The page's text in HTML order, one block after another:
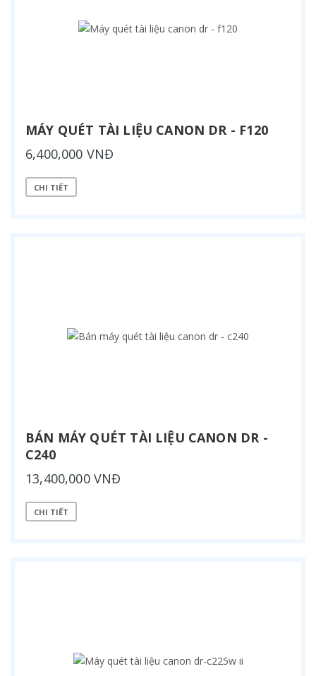
MÁY QUÉT TÀI LIỆU CANON DR - F120
6,400,000 VNĐ
CHI TIẾT
BÁN MÁY QUÉT TÀI LIỆU CANON DR -
C240
13,400,000 VNĐ
CHI TIẾT